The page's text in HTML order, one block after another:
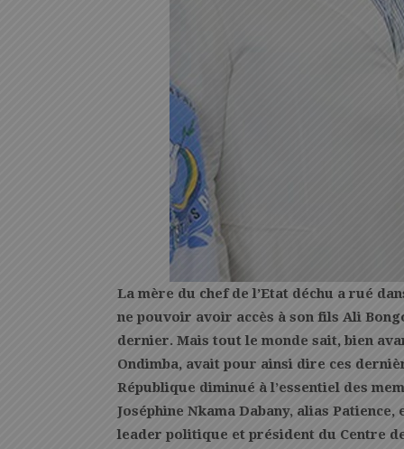
La mère du chef de l’Etat déchu a rué
ne pouvoir avoir accès à son fils Ali
dernier. Mais tout le monde sait, bien
Ondimba, avait pour ainsi dire ces
République diminué à l’essentiel des
Joséphine Nkama Dabany, alias
leader politique et président du Centre